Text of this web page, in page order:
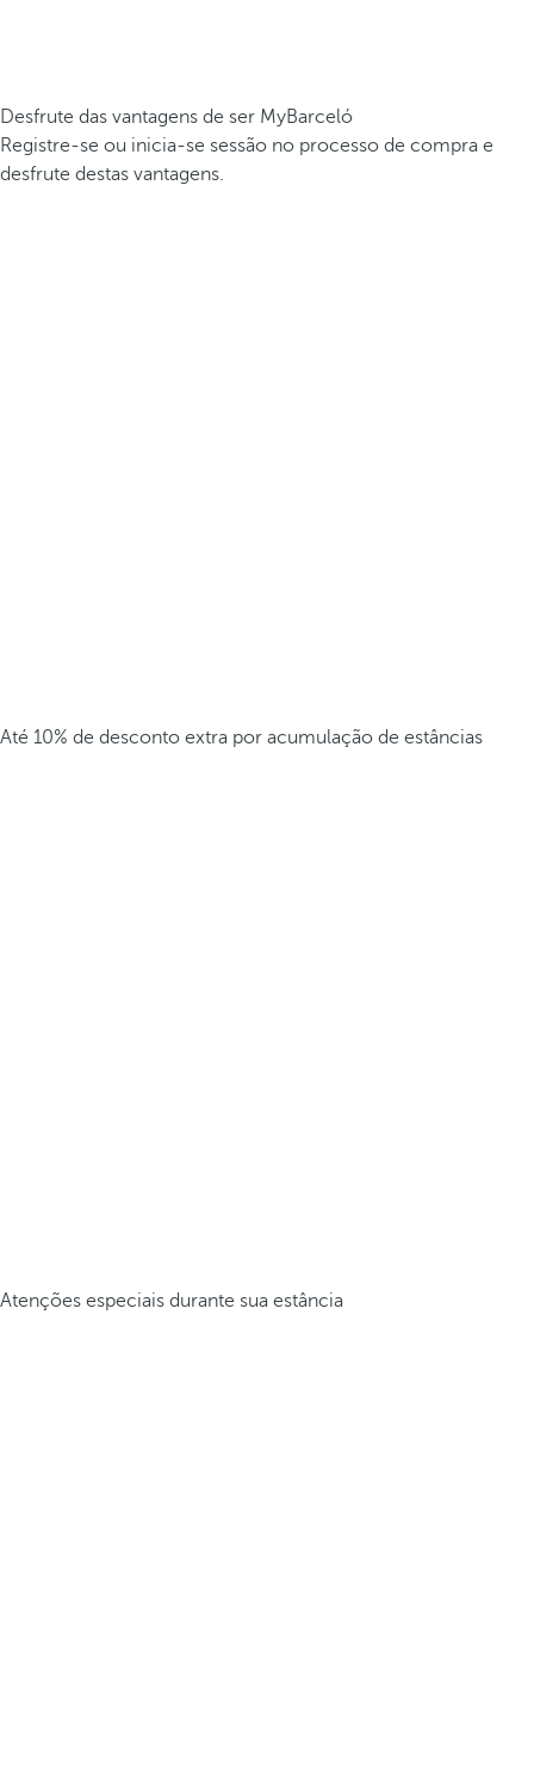
Desfrute das vantagens de ser MyBarceló
Registre-se ou inicia-se sessão no processo de compra e
desfrute destas vantagens.
Até 10% de desconto extra por acumulação de estâncias
Atenções especiais durante sua estância